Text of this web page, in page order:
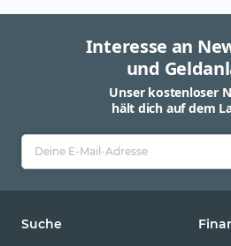
Interesse an
und
Unser kostenloser
hält dich auf dem
Suche